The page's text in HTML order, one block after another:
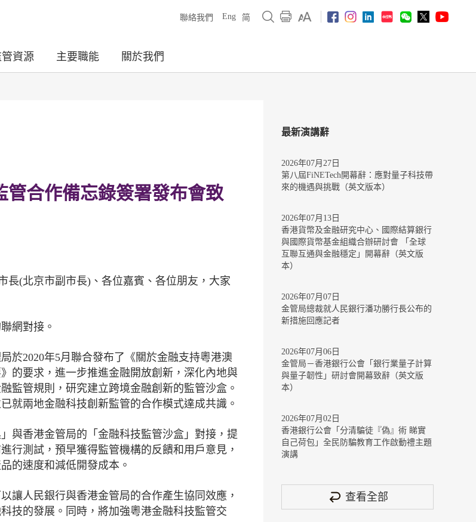
聯絡我們 Eng 简
管資源 主要職能 關於我們
管合作備忘錄簽署發布會致
長(北京市副市長)、各位嘉賓、各位朋友，大家
網對接。
於2020年5月聯合發布了《關於金融支持粵港澳
的要求，進一步推進金融開放創新，深化內地與
監管規則，研究建立跨境金融創新的監管沙盒。
就兩地金融科技創新監管的合作模式達成共識。
與香港金管局的「金融科技監管沙盒」對接，提
行測試，預早獲得監管機構的反饋和用戶意見，
的速度和減低開發成本。
讓人民銀行與香港金管局的合作產生協同效應，
技的發展。同時，將加強粵港金融科技監管交
最新演講辭
2026年07月27日
第八屆FiNETech開幕辭：應對量子科技帶
來的機遇與挑戰（英文版本）
2026年07月13日
香港貨幣及金融研究中心、國際結算銀行
與國際貨幣基金組織合辦研討會 「全球
互聯互通與金融穩定」開幕辭（英文版
本）
2026年07月07日
金管局總裁就人民銀行潘功勝行長公布的
新措施回應記者
2026年07月06日
金管局－香港銀行公會「銀行業量子計算
與量子韌性」研討會開幕致辭（英文版
本）
2026年07月02日
香港銀行公會「分清騙徒『偽』術 睇實
自己荷包」全民防騙教育工作啟動禮主題
演講
查看全部